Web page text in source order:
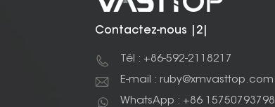
Contactez-nous |2|
Tél : +86-592-2118217
E-mail : ruby@xmvasttop.com
WhatsApp : +86 15750793798